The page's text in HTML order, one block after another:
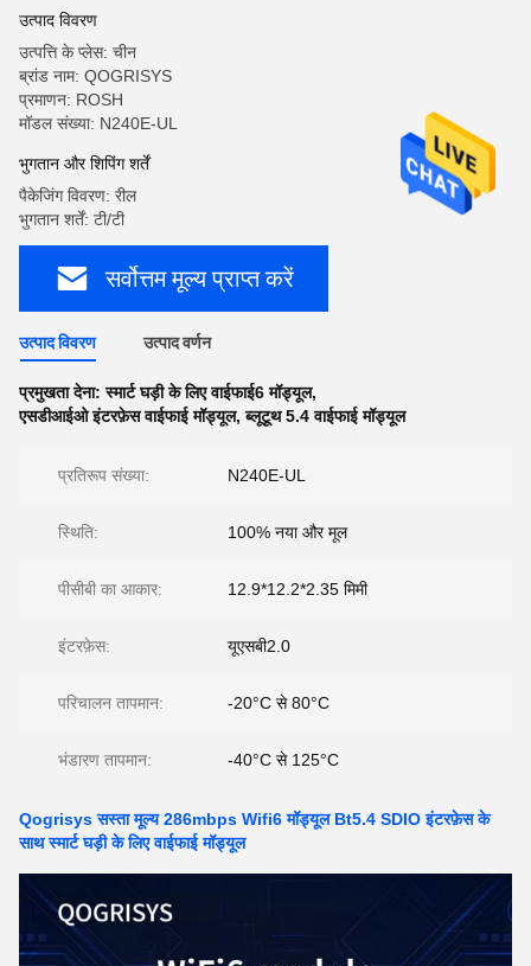
उत्पाद विवरण
उत्पत्ति के प्लेस: चीन
ब्रांड नाम: QOGRISYS
प्रमाणन: ROSH
मॉडल संख्या: N240E-UL
भुगतान और शिपिंग शर्तें
पैकेजिंग विवरण: रील
भुगतान शर्तें: टी/टी
सर्वोत्तम मूल्य प्राप्त करें
उत्पाद विवरण उत्पाद वर्णन
प्रमुखता देना:स्मार्ट घड़ी के लिए वाईफाई6 मॉड्यूल,
एसडीआईओ इंटरफ़ेस वाईफाई मॉड्यूल,ब्लूटूथ 5.4 वाईफाई मॉड्यूल
प्रतिरूप संख्या: N240E-UL
स्थिति: 100% नया और मूल
पीसीबी का आकार: 12.9*12.2*2.35 मिमी
इंटरफ़ेस: यूएसबी2.0
परिचालन तापमान: -20°C से 80°C
भंडारण तापमान: -40°C से 125°C
Qogrisys सस्ता मूल्य 286mbps Wifi6 मॉड्यूल Bt5.4 SDIO इंटरफ़ेस के
साथ स्मार्ट घड़ी के लिए वाईफाई मॉड्यूल